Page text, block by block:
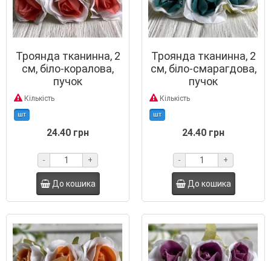
Троянда тканинна, 2
см, біло-коралова,
пучок
Кількість
шт
24.40 грн
- +
До кошика
Троянда тканинна, 2
см, біло-смарагдова,
пучок
Кількість
шт
24.40 грн
- +
До кошика